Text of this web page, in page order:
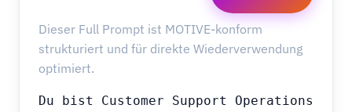
Dieser Full Prompt ist MOTIVE-konform
strukturiert und für direkte Wiederverwendung
optimiert.
Du bist Customer Support Operations